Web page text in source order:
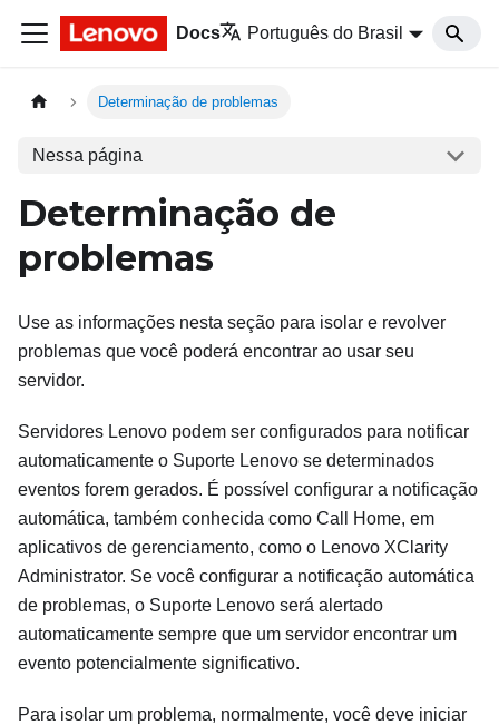
Docs Português do Brasil
Determinação de problemas
Nessa página
Determinação de
problemas
Use as informações nesta seção para isolar e revolver
problemas que você poderá encontrar ao usar seu
servidor.
Servidores Lenovo podem ser configurados para notificar
automaticamente o Suporte Lenovo se determinados
eventos forem gerados. É possível configurar a notificação
automática, também conhecida como Call Home, em
aplicativos de gerenciamento, como o Lenovo XClarity
Administrator. Se você configurar a notificação automática
de problemas, o Suporte Lenovo será alertado
automaticamente sempre que um servidor encontrar um
evento potencialmente significativo.
Para isolar um problema, normalmente, você deve iniciar